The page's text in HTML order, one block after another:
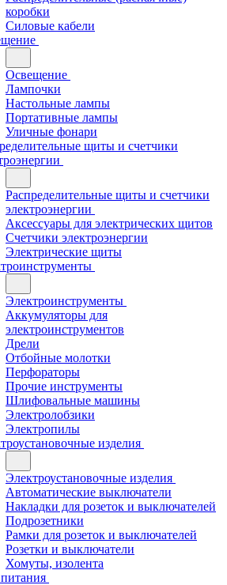
коробки
Силовые кабели
Освещение
Лампочки
Настольные лампы
Портативные лампы
Уличные фонари
щиты и счетчики
Распределительные щиты и счетчики
электроэнергии
Аксессуары для электрических щитов
Счетчики электроэнергии
Электрические щиты
Электроинструменты
Аккумуляторы для
электроинструментов
Дрели
Отбойные молотки
Перфораторы
Прочие инструменты
Шлифовальные машины
Электролобзики
Электропилы
изделия
Электроустановочные изделия
Автоматические выключатели
Накладки для розеток и выключателей
Подрозетники
Рамки для розеток и выключателей
Розетки и выключатели
Хомуты, изолента